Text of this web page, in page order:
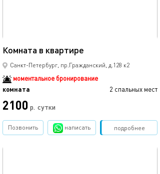
Комната в квартире
Санкт-Петербург, пр.Гражданский, д.128 к2
моментальное бронирование
комната
2 спальных мест
2100 р. сутки
подробнее
Позвонить написать Забронировать